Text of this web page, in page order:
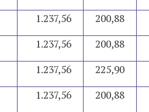
1.237,56 200,88
1.237,56 200,88
1.237,56 225,90
1.237,56 200,88